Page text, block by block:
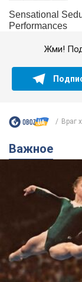
Жми!
Враг
Важное